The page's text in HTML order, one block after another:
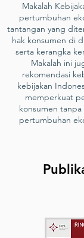
Makalah
pertumbuhan
tantangan yang
hak konsumen di
serta kerangka
Makalah ini
rekomendasi
kebijakan
memperkuat
konsumen
pertumbuhan